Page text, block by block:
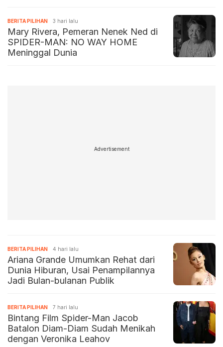
BERITA PILIHAN 3 hari lalu
Mary Rivera, Pemeran Nenek Ned di
SPIDER-MAN: NO WAY HOME
Meninggal Dunia
Advertisement
BERITA PILIHAN 4 hari lalu
Ariana Grande Umumkan Rehat dari
Dunia Hiburan, Usai Penampilannya
Jadi Bulan-bulanan Publik
BERITA PILIHAN 7 hari lalu
Bintang Film Spider-Man Jacob
Batalon Diam-Diam Sudah Menikah
dengan Veronika Leahov